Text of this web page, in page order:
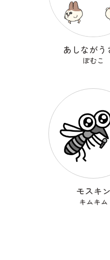
あしながう
ぽむこ
モスキン
キムキム